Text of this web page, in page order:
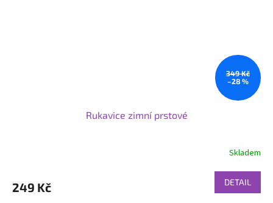
349 Kč
–28 %
Rukavice zimní prstové
Skladem
249 Kč DETAIL